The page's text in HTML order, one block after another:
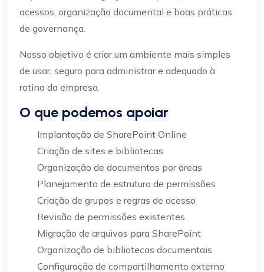
acessos, organização documental e boas práticas
de governança.
Nosso objetivo é criar um ambiente mais simples
de usar, seguro para administrar e adequado à
rotina da empresa.
O que podemos apoiar
Implantação de SharePoint Online
Criação de sites e bibliotecas
Organização de documentos por áreas
Planejamento de estrutura de permissões
Criação de grupos e regras de acesso
Revisão de permissões existentes
Migração de arquivos para SharePoint
Organização de bibliotecas documentais
Configuração de compartilhamento externo